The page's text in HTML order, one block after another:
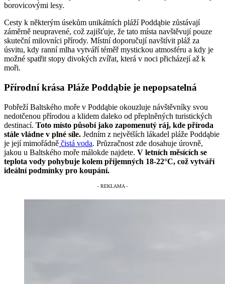
borovicovými lesy.
Cesty k některým úsekům unikátních pláží Poddąbie zůstávají
záměrně neupravené, což zajišťuje, že tato místa navštěvují pouze
skuteční milovníci přírody. Místní doporučují navštívit pláž za
úsvitu, kdy ranní mlha vytváří téměř mystickou atmosféru a kdy je
možné spatřit stopy divokých zvířat, která v noci přicházejí až k
moři.
Přírodní krása Pláže Poddąbie je nepopsatelná
Pobřeží Baltského moře v Poddąbie okouzluje návštěvníky svou
nedotčenou přírodou a klidem daleko od přeplněných turistických
destinací. Toto místo působí jako zapomenutý ráj, kde příroda
stále vládne v plné síle. Jedním z největších lákadel pláže Poddąbie
je její mimořádně čistá voda. Průzračnost zde dosahuje úrovně,
jakou u Baltského moře málokde najdete. V letních měsících se
teplota vody pohybuje kolem příjemných 18-22°C, což vytváří
ideální podmínky pro koupání.